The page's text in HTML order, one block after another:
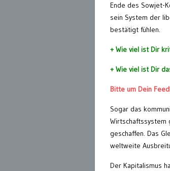
Ende des Sowjet-
sein System der
bestätigt fühlen.
+ Wie viel ist Dir
+ Wie viel ist Dir
Bitte um Dein
Sogar das
Wirtschaftssystem
geschaffen. Das
weltweite
Der Kapitalismus